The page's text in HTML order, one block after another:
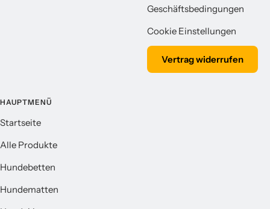
Geschäftsbedingungen
Cookie Einstellungen
Vertrag widerrufen
HAUPTMENÜ
Startseite
Alle Produkte
Hundebetten
Hundematten